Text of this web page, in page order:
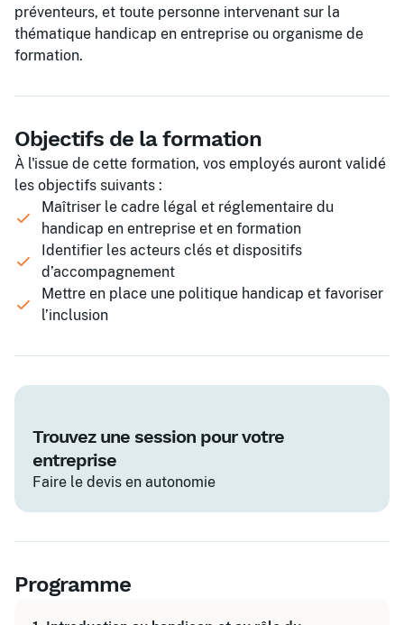
préventeurs, et toute personne intervenant sur la
thématique handicap en entreprise ou organisme de
formation.
Objectifs de la formation
À l'issue de cette formation, vos employés auront validé
les objectifs suivants :
Maîtriser le cadre légal et réglementaire du
handicap en entreprise et en formation
Identifier les acteurs clés et dispositifs
d’accompagnement
Mettre en place une politique handicap et favoriser
l’inclusion
Trouvez une session pour votre
entreprise
Faire le devis en autonomie
Programme